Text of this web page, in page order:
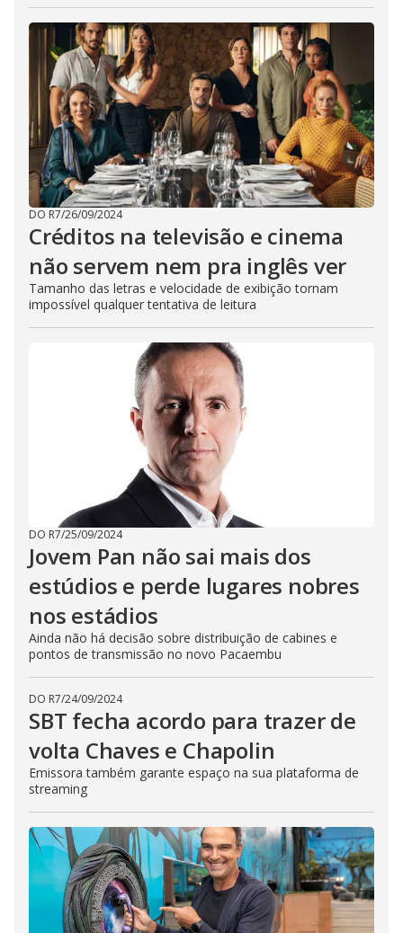
DO R7/26/09/2024
Créditos na televisão e cinema
não servem nem pra inglês ver
Tamanho das letras e velocidade de exibição tornam
impossível qualquer tentativa de leitura
DO R7/25/09/2024
Jovem Pan não sai mais dos
estúdios e perde lugares nobres
nos estádios
Ainda não há decisão sobre distribuição de cabines e
pontos de transmissão no novo Pacaembu
DO R7/24/09/2024
SBT fecha acordo para trazer de
volta Chaves e Chapolin
Emissora também garante espaço na sua plataforma de
streaming